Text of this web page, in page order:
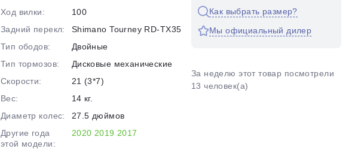
Ход вилки:
100
Задний перекл:
Shimano Tourney RD-TX35
Тип ободов:
Двойные
Тип тормозов:
Дисковые механические
Скорости:
21 (3*7)
Вес:
14 кг.
Диаметр колес:
27.5 дюймов
Другие года
этой модели:
2020 2019 2017
Как выбрать размер?
Мы официальный дилер
За неделю этот товар посмотрели
13 человек(а)